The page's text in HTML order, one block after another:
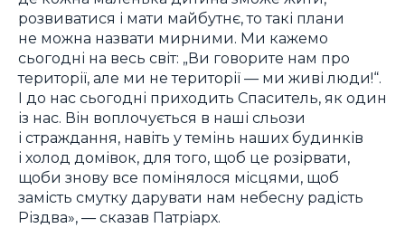
розвиватися і мати майбутнє, то такі плани
не можна назвати мирними. Ми кажемо
сьогодні на весь світ: „Ви говорите нам про
території, але ми не території — ми живі люди!“.
І до нас сьогодні приходить Спаситель, як один
із нас. Він воплочується в наші сльози
і страждання, навіть у темінь наших будинків
і холод домівок, для того, щоб це розірвати,
щоби знову все помінялося місцями, щоб
замість смутку дарувати нам небесну радість
Різдва», — сказав Патріарх.